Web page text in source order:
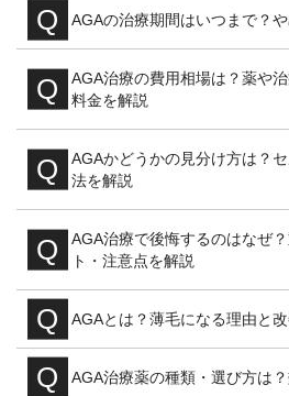
AGAの治療期間はいつまで？
AGA治療の費用相場は？薬や
料金を解説
AGAかどうかの見分け方は？
法を解説
AGA治療で後悔するのはなぜ
ト・注意点を解説
AGAとは？薄毛になる理由と
AGA治療薬の種類・選び方は